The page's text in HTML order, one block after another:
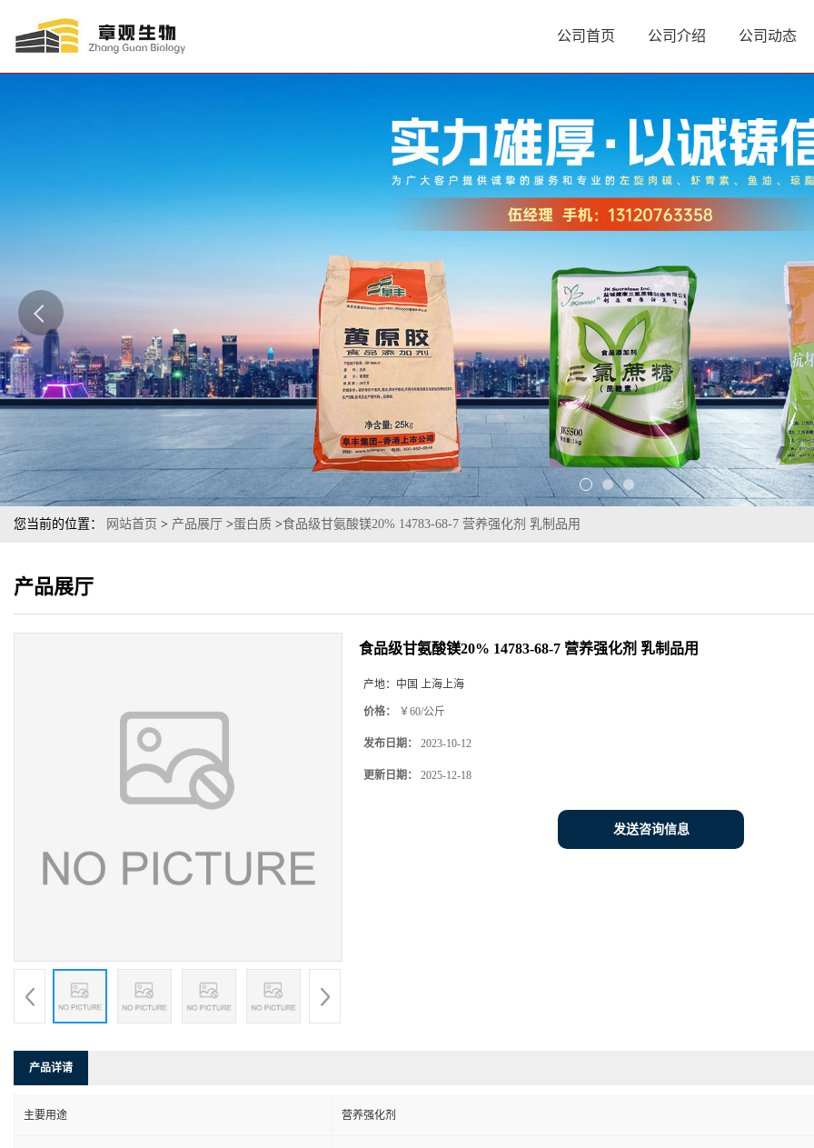
公司首页 公司介绍 公司动态
您当前的位置： 网站首页 > 产品展厅 >蛋白质 >食品级甘氨酸镁20% 14783-68-7 营养强化剂 乳制品用
产品展厅
食品级甘氨酸镁20% 14783-68-7 营养强化剂 乳制品用
产地： 中国 上海上海
价格： ￥60/公斤
发布日期： 2023-10-12
更新日期： 2025-12-18
发送咨询信息
产品详请
主要用途 营养强化剂